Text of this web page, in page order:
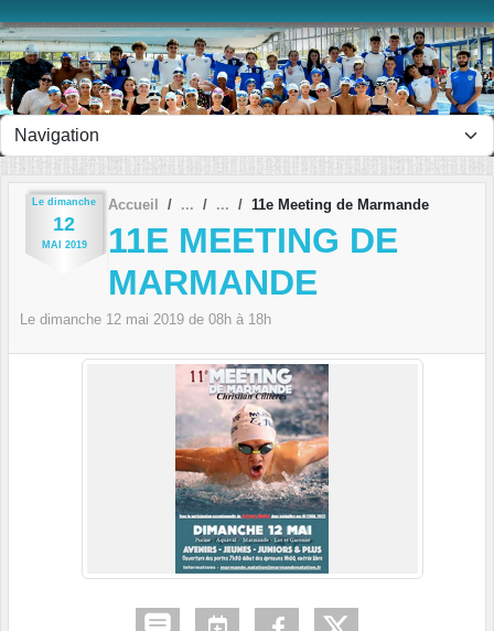
Le dimanche
12
MAI 2019
Accueil 11e Meeting de Marmande
11E MEETING DE
MARMANDE
Le dimanche 12 mai 2019 de 08h à 18h